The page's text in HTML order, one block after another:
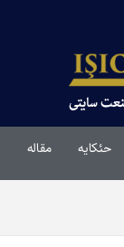
حئکایه مقاله‌